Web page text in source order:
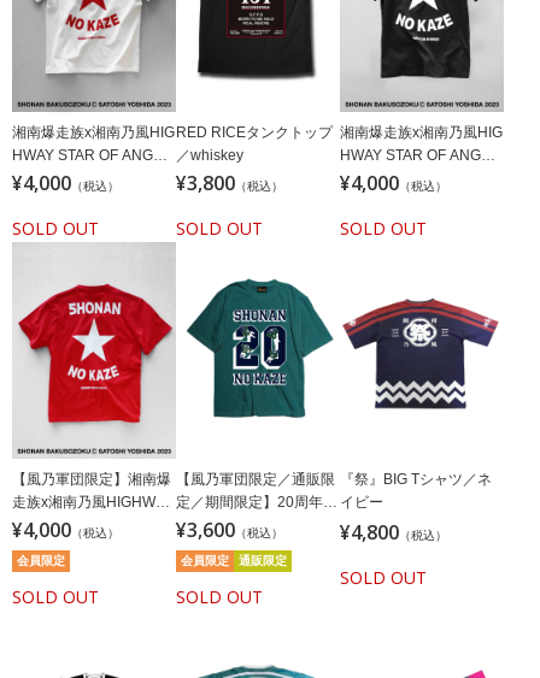
湘南爆走族x湘南乃風HIG
HWAY STAR OF ANGEL
Tシャツホワイト(ステッ
¥4,000 （税込）
SOLD OUT
RED RICEタンクトップ
／whiskey
¥3,800 （税込）
SOLD OUT
湘南爆走族x湘南乃風HIG
HWAY STAR OF ANGEL
Tシャツブラック(ステッ
¥4,000 （税込）
SOLD OUT
【風乃軍団限定】湘南爆
走族x湘南乃風HIGHWAY
STAR OF ANGELTシャツ
レッド(ステッカー付)
¥4,000 （税込）
会員限定
SOLD OUT
【風乃軍団限定／通販限
定／期間限定】20周年記
念湘南乃風Tシャツ／20
周年記念湘南乃風Tシャ
ツ／オックスフォードグ
リーン
¥3,600 （税込）
会員限定 通販限定
SOLD OUT
『祭』BIG Tシャツ／ネ
イビー
¥4,800 （税込）
SOLD OUT